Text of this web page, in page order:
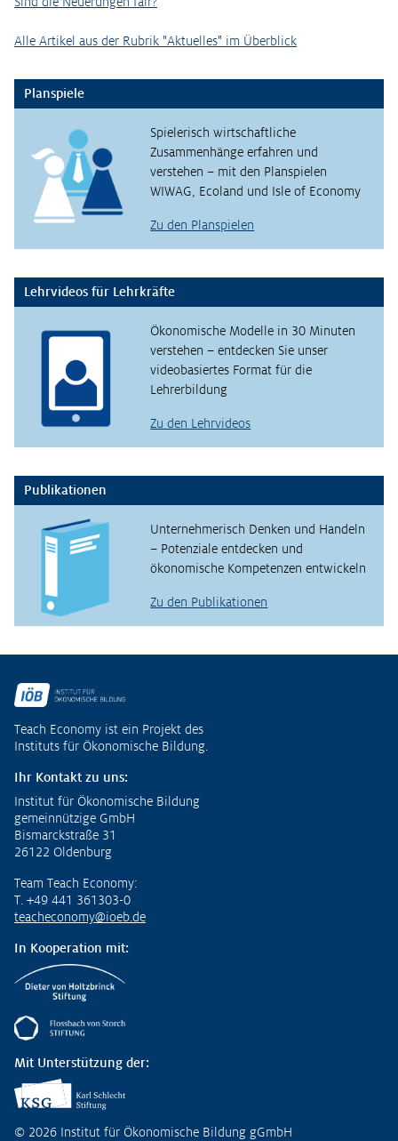
Alle Artikel aus der Rubrik "Aktuelles" im Überblick
Planspiele
Spielerisch wirtschaftliche
Zusammenhänge erfahren und
verstehen – mit den Planspielen
WIWAG, Ecoland und Isle of Economy
Zu den Planspielen
Lehrvideos für Lehrkräfte
Ökonomische Modelle in 30 Minuten
verstehen – entdecken Sie unser
videobasiertes Format für die
Lehrerbildung
Zu den Lehrvideos
Publikationen
Unternehmerisch Denken und Handeln
– Potenziale entdecken und
ökonomische Kompetenzen entwickeln
Zu den Publikationen
Teach Economy ist ein Projekt des
Instituts für Ökonomische Bildung.
Ihr Kontakt zu uns:
Institut für Ökonomische Bildung
gemeinnützige GmbH
Bismarckstraße 31
26122 Oldenburg
Team Teach Economy:
T. +49 441 361303-0
teacheconomy@ioeb.de
In Kooperation mit:
Mit Unterstützung der:
© 2026 Institut für Ökonomische Bildung gGmbH